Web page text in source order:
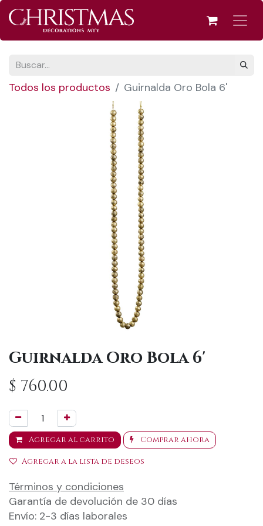
Todos los productos Guirnalda Oro Bola 6'
Guirnalda Oro Bola 6'
$ 760.00
Agregar al carrito Comprar ahora
Agregar a la lista de deseos
Términos y condiciones
Garantía de devolución de 30 días
Envío: 2-3 días laborales